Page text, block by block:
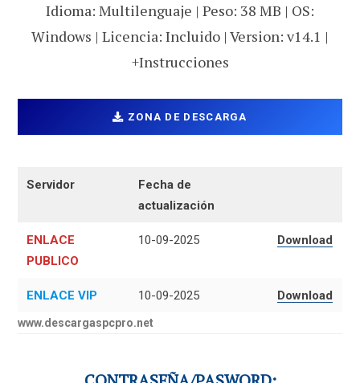
Idioma: Multilenguaje | Peso: 38 MB | OS:
Windows | Licencia: Incluido | Version: v14.1 |
+Instrucciones
ZONA DE DESCARGA
Servidor
Fecha de
actualización
ENLACE
PUBLICO
10-09-2025 Download
ENLACE VIP 10-09-2025 Download
www.descargaspcpro.net